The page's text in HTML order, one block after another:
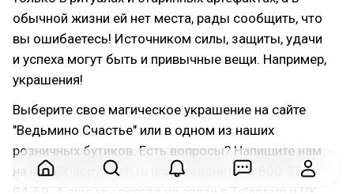
обычной жизни ей нет места, рады сообщить, что
вы ошибаетесь! Источником силы, защиты, удачи
и успеха могут быть и привычные вещи. Например,
украшения!
Выберите свое магическое украшение на сайте
"Ведьмино Счастье" или в одном из наших
розничных бутиков. Есть вопросы? Напишите нам
на info@happywitch.ru или позвоните: 8-800-333-